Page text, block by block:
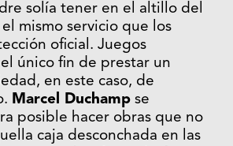
solía tener en el altillo del
mismo servicio que los
oficial. Juegos
único fin de prestar un
en este caso, de
Marcel Duchamp se
posible hacer obras que no
caja desconchada en las